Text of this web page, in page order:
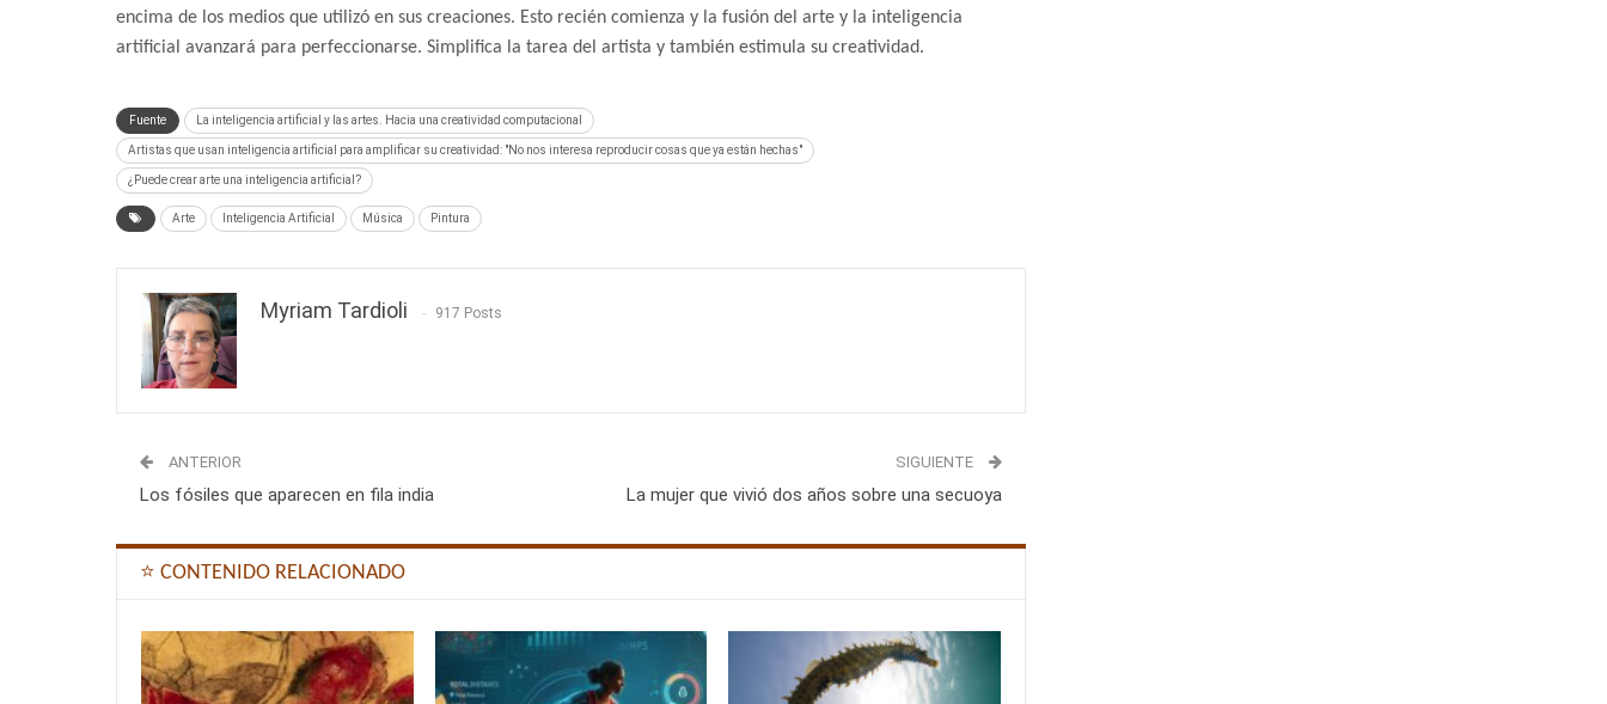
encima de los medios que utilizó en sus creaciones. Esto recién comienza y la fusión del arte y la inteligencia
artificial avanzará para perfeccionarse. Simplifica la tarea del artista y también estimula su creatividad.
Fuente La inteligencia artificial y las artes. Hacia una creatividad computacional
Artistas que usan inteligencia artificial para amplificar su creatividad: "No nos interesa reproducir cosas que ya están hechas"
¿Puede crear arte una inteligencia artificial?
Arte Inteligencia Artificial Música Pintura
Myriam Tardioli 917 Posts
ANTERIOR
Los fósiles que aparecen en fila india
SIGUIENTE
La mujer que vivió dos años sobre una secuoya
⭐ CONTENIDO RELACIONADO